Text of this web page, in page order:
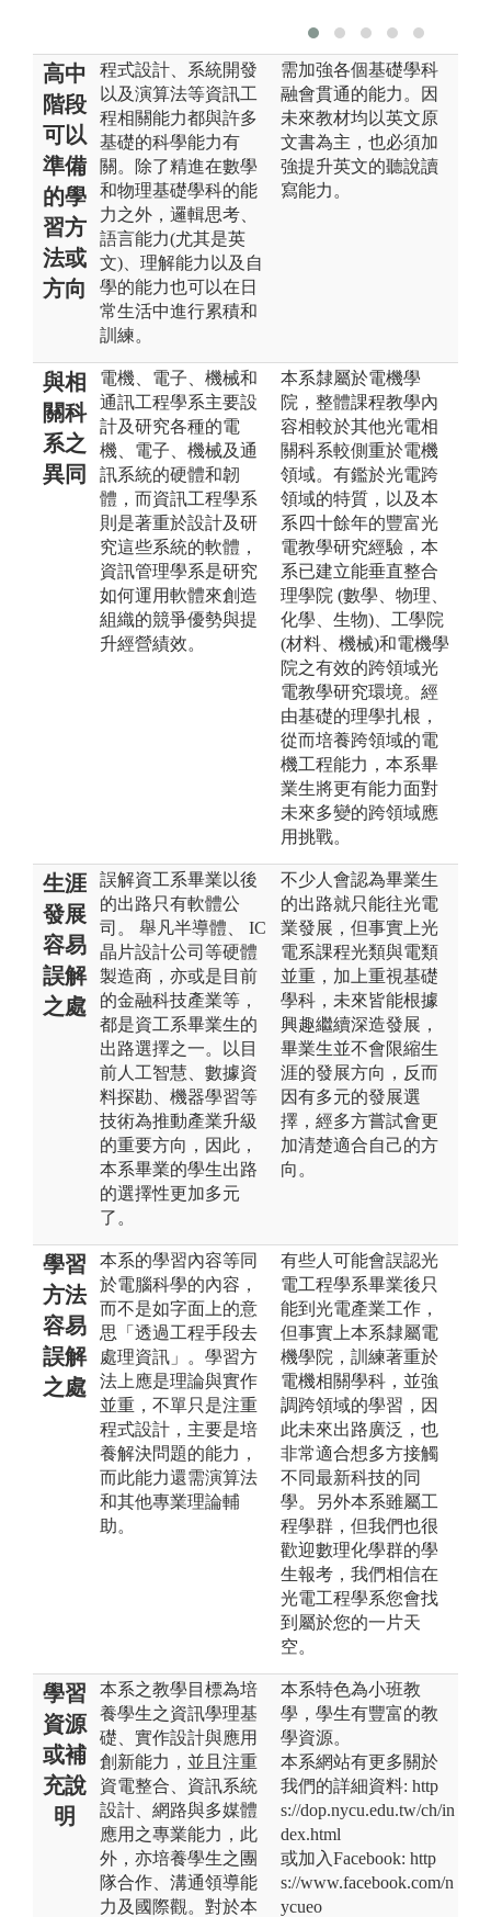
高中
階段
可以
準備
的學
習方
法或
方向
程式設計、系統開發
以及演算法等資訊工
程相關能力都與許多
基礎的科學能力有
關。除了精進在數學
和物理基礎學科的能
力之外，邏輯思考、
語言能力(尤其是英
文)、理解能力以及自
學的能力也可以在日
常生活中進行累積和
訓練。
需加強各個基礎學科
融會貫通的能力。因
未來教材均以英文原
文書為主，也必須加
強提升英文的聽說讀
寫能力。
與相
關科
系之
異同
電機、電子、機械和
通訊工程學系主要設
計及研究各種的電
機、電子、機械及通
訊系統的硬體和韌
體，而資訊工程學系
則是著重於設計及研
究這些系統的軟體，
資訊管理學系是研究
如何運用軟體來創造
組織的競爭優勢與提
升經營績效。
本系隸屬於電機學
院，整體課程教學內
容相較於其他光電相
關科系較側重於電機
領域。有鑑於光電跨
領域的特質，以及本
系四十餘年的豐富光
電教學研究經驗，本
系已建立能垂直整合
理學院 (數學、物理、
化學、生物)、工學院
(材料、機械)和電機學
院之有效的跨領域光
電教學研究環境。經
由基礎的理學扎根，
從而培養跨領域的電
機工程能力，本系畢
業生將更有能力面對
未來多變的跨領域應
用挑戰。
生涯
發展
容易
誤解
之處
誤解資工系畢業以後
的出路只有軟體公
司。 舉凡半導體、 IC
晶片設計公司等硬體
製造商，亦或是目前
的金融科技產業等，
都是資工系畢業生的
出路選擇之一。以目
前人工智慧、數據資
料探勘、機器學習等
技術為推動產業升級
的重要方向，因此，
本系畢業的學生出路
的選擇性更加多元
了。
不少人會認為畢業生
的出路就只能往光電
業發展，但事實上光
電系課程光類與電類
並重，加上重視基礎
學科，未來皆能根據
興趣繼續深造發展，
畢業生並不會限縮生
涯的發展方向，反而
因有多元的發展選
擇，經多方嘗試會更
加清楚適合自己的方
向。
學習
方法
容易
誤解
之處
本系的學習內容等同
於電腦科學的內容，
而不是如字面上的意
思「透過工程手段去
處理資訊」。學習方
法上應是理論與實作
並重，不單只是注重
程式設計，主要是培
養解決問題的能力，
而此能力還需演算法
和其他專業理論輔
助。
有些人可能會誤認光
電工程學系畢業後只
能到光電產業工作，
但事實上本系隸屬電
機學院，訓練著重於
電機相關學科，並強
調跨領域的學習，因
此未來出路廣泛，也
非常適合想多方接觸
不同最新科技的同
學。另外本系雖屬工
程學群，但我們也很
歡迎數理化學群的學
生報考，我們相信在
光電工程學系您會找
到屬於您的一片天
空。
學習
資源
或補
充說
明
本系之教學目標為培
養學生之資訊學理基
礎、實作設計與應用
創新能力，並且注重
資電整合、資訊系統
設計、網路與多媒體
應用之專業能力，此
外，亦培養學生之團
隊合作、溝通領導能
力及國際觀。對於本
本系特色為小班教
學，學生有豐富的教
學資源。
本系網站有更多關於
我們的詳細資料: http
s://dop.nycu.edu.tw/ch/in
dex.html
或加入Facebook: http
s://www.facebook.com/n
ycueo